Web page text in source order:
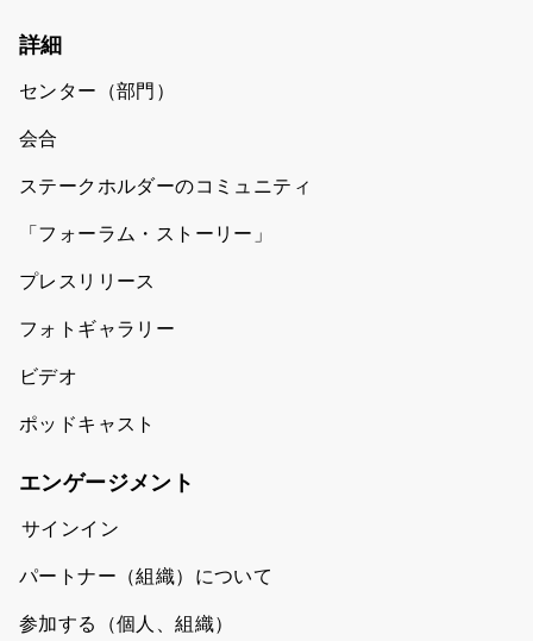
詳細
センター（部門）
会合
ステークホルダーのコミュニティ
「フォーラム・ストーリー」
プレスリリース
フォトギャラリー
ビデオ
ポッドキャスト
エンゲージメント
サインイン
パートナー（組織）について
参加する（個人、組織）